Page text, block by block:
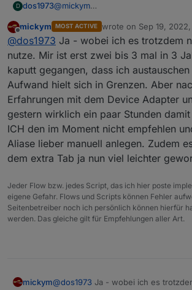
D dos1973@mickym
Offline
mickym MOST ACTIVE wrote on Sep 19,
last edited by mickym
@dos1973 Ja - wobei ich es trotzdem
nutze. Mir ist erst zwei bis 3 mal in 3
kaputt gegangen, dass ich
Aufwand hielt sich in Grenzen. Aber
Erfahrungen mit dem Device Adapter
gestern wirklich ein paar Stunden
ICH den im Moment nicht empfehlen
Aliase lieber manuell anlegen. Zudem
dem extra Tab ja nun viel leichter
Jeder Flow bzw. jedes Script, das ich hier poste
eigene Gefahr. Flows und Scripts können Fehler
Seitenbetreiber noch ich persönlich können hierfür
werden. Das gleiche gilt für Empfehlungen aller Art.
mickym@dos1973 Ja - wobei ich es